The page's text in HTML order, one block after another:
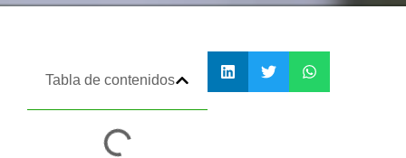
Tabla de contenidos